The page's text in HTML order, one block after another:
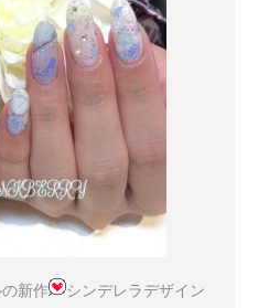
新作
シンデレラデザイン